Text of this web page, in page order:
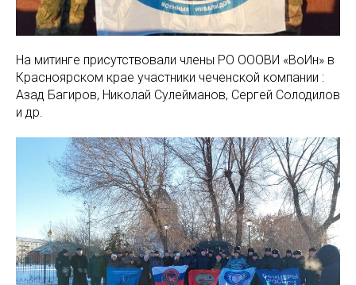
На митинге присутствовали члены РО ОООВИ «ВоИн» в
Красноярском крае участники чеченской компании :
Азад Багиров, Николай Сулейманов, Сергей Солодилов
и др.